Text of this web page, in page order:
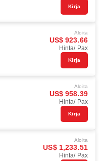
Kirja
Aloita
US$ 923.66
Hinta/ Pax
Kirja
Aloita
US$ 958.39
Hinta/ Pax
Kirja
Aloita
US$ 1,233.51
Hinta/ Pax